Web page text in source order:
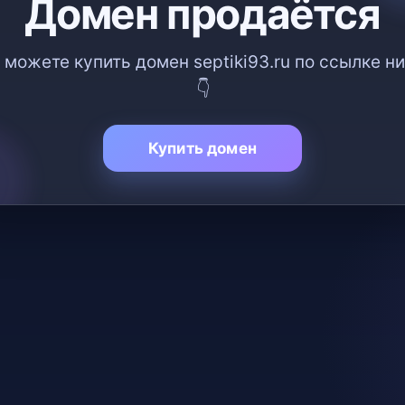
Домен продаётся
купить домен septiki93.ru по ссылке
👇
Купить домен